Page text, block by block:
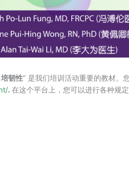
韧性” 是我们培训活动重要的教材。
. 在这个平台上，您可以进行各种规